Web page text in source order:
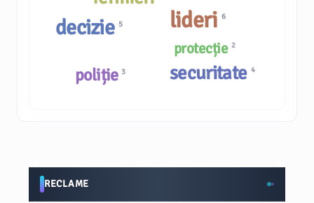
decizie 5 lideri6
protecție 2
securitate 4
poliție 3
RECLAME